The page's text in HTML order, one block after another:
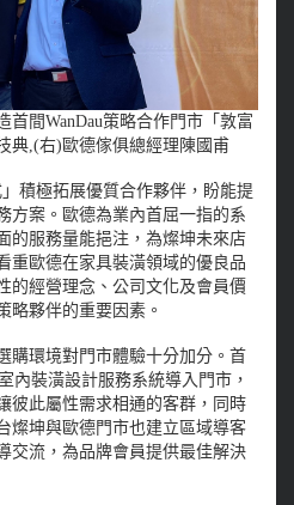
首間WanDau策略合作門市「敦富
典,(右)歐德傢俱總經理陳國甫
積極拓展優質合作夥伴，盼能提
方案。歐德為業內首屈一指的系
的服務量能挹注，為燦坤未來店
重歐德在家具裝潢領域的優良品
的經營理念、公司文化及會員價
略夥伴的重要因素。
購環境對門市體驗十分加分。首
內裝潢設計服務系統導入門市，
彼此屬性需求相通的客群，同時
燦坤與歐德門市也建立區域導客
交流，為品牌會員提供最佳解決